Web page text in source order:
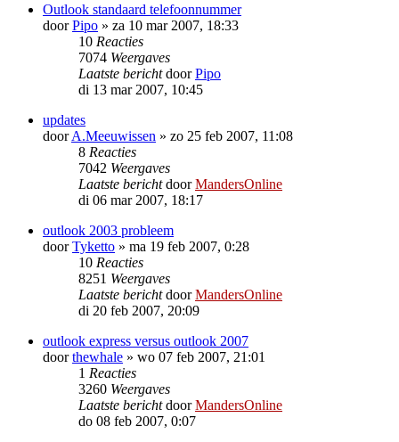
Outlook standaard telefoonnummer
doorPipo » za 10 mar 2007, 18:33
10 Reacties
7074 Weergaves
Laatste berichtdoorPipo
di 13 mar 2007, 10:45
updates
doorA.Meeuwissen » zo 25 feb 2007, 11:08
8 Reacties
7042 Weergaves
Laatste berichtdoorMandersOnline
di 06 mar 2007, 18:17
outlook 2003 probleem
doorTyketto » ma 19 feb 2007, 0:28
10 Reacties
8251 Weergaves
Laatste berichtdoorMandersOnline
di 20 feb 2007, 20:09
outlook express versus outlook 2007
doorthewhale » wo 07 feb 2007, 21:01
1 Reacties
3260 Weergaves
Laatste berichtdoorMandersOnline
do 08 feb 2007, 0:07